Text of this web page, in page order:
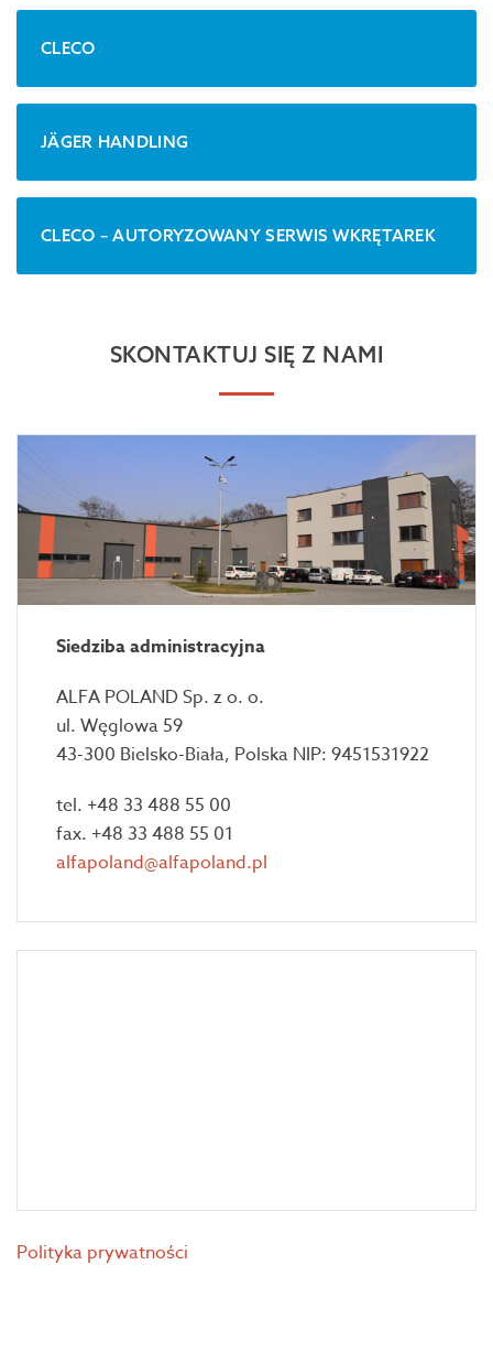
CLECO
JÄGER HANDLING
CLECO – AUTORYZOWANY SERWIS WKRĘTAREK
SKONTAKTUJ SIĘ Z NAMI
Siedziba administracyjna
ALFA POLAND Sp. z o. o.
ul. Węglowa 59
43-300 Bielsko-Biała, Polska NIP: 9451531922
tel. +48 33 488 55 00
fax. +48 33 488 55 01
alfapoland@alfapoland.pl
Polityka prywatności